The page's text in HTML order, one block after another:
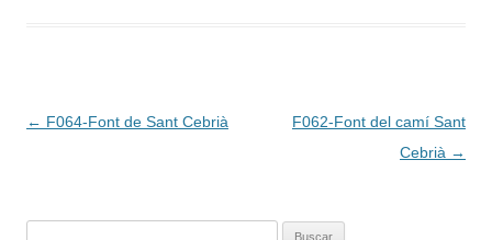
Navegación
← F064-Font de Sant Cebrià
F062-Font del camí Sant
Cebrià →